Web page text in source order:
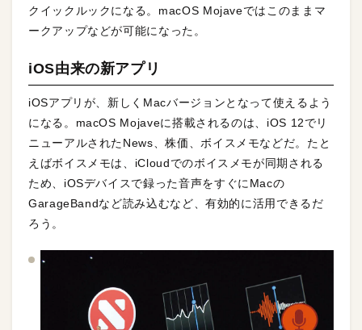
クイックルックになる。macOS Mojaveではこのままマ
ークアップなどが可能になった。
iOS由来の新アプリ
iOSアプリが、新しくMacバージョンとなって使えるよう
になる。macOS Mojaveに搭載されるのは、iOS 12でリ
ニューアルされたNews、株価、ボイスメモなどだ。たと
えばボイスメモは、iCloudでのボイスメモが同期される
ため、iOSデバイスで録った音声をすぐにMacの
GarageBandなど読み込むなど、有効的に活用できるだ
ろう。